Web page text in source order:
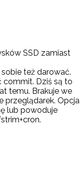
SSD zamiast
też darować.
commit. Dziś są to
temu. Brakuje we
przeglądarek. Opcja
lub powoduje